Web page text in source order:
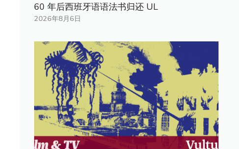
60 年后西班牙语语法书归还 UL
2026年8月6日